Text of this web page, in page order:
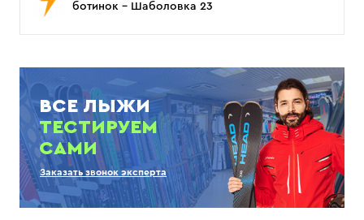
ботинок - Шаболовка 23
ВСЕ ЛЫЖИ
ТЕСТИРУЕМ
САМИ
Заказать звонок эксперта